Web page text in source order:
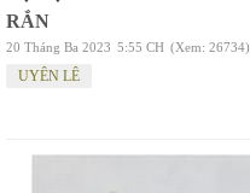
RẮN
20 Tháng Ba 2023 5:55 CH (Xem: 26734)
UYÊN LÊ